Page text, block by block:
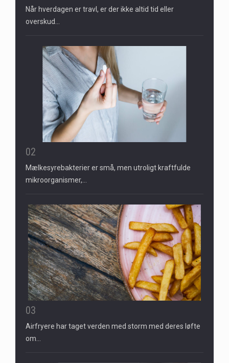
Når hverdagen er travl, er der ikke altid tid eller
overskud…
02
Mælkesyrebakterier er små, men utroligt kraftfulde
mikroorganismer,…
03
Airfryere har taget verden med storm med deres løfte
om…